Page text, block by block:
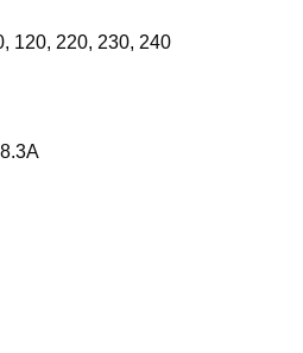
120, 220, 230, 240